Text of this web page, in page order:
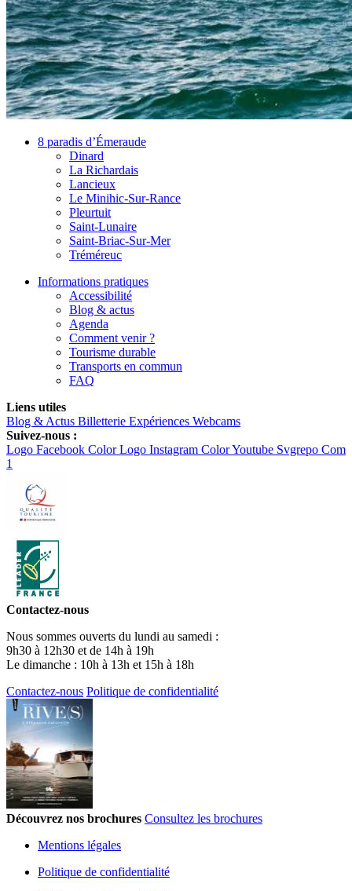
8 paradis d’Émeraude
Dinard
La Richardais
Lancieux
Le Minihic-Sur-Rance
Pleurtuit
Saint-Lunaire
Saint-Briac-Sur-Mer
Tréméreuc
Informations pratiques
Accessibilité
Blog & actus
Agenda
Comment venir ?
Tourisme durable
Transports en commun
FAQ
Liens utiles
Blog & Actus Billetterie Expériences Webcams
Suivez-nous :
Logo Facebook Color Logo Instagram ColorYoutube Svgrepo Com
1
Contactez-nous
Nous sommes ouverts du lundi au samedi :
9h30 à 12h30 et de 14h à 19h
Le dimanche : 10h à 13h et 15h à 18h
Contactez-nous Politique de confidentialité
Découvrez nos brochures Consultez les brochures
Mentions légales
Politique de confidentialité